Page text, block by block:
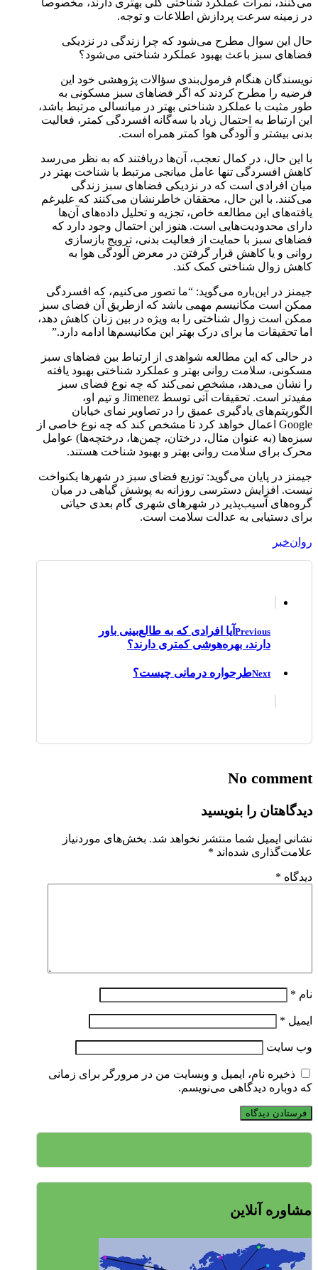
در زمینه سرعت پردازش اطلاعات و توجه.
حال این سوال مطرح می‌شود که چرا زندگی در نزدیکی
فضاهای سبز باعث بهبود عملکرد شناختی می‌شود؟
نویسندگان هنگام فرمول‌بندی سؤالات پژوهشی خود این
فرضیه را مطرح کردند که اگر فضاهای سبز مسکونی به
طور مثبت با عملکرد شناختی بهتر در میانسالی مرتبط باشد،
این ارتباط به احتمال زیاد با سه‌گانه افسردگی کمتر، فعالیت
بدنی بیشتر و آلودگی هوا کمتر همراه است.
با این حال، در کمال تعجب، آن‌ها دریافتند که به نظر می‌رسد
کاهش افسردگی تنها عامل میانجی مرتبط با شناخت بهتر در
میان افرادی است که در نزدیکی فضاهای سبز زندگی
می‌کنند. با این حال، محققان خاطرنشان می‌کنند که علیرغم
یافته‌های این مطالعه خاص، تجزیه و تحلیل داده‌های آن‌ها
دارای محدودیت‌هایی است. هنوز این احتمال وجود دارد که
فضاهای سبز با حمایت از فعالیت بدنی، ترویج بازسازی
روانی و یا کاهش قرار گرفتن در معرض آلودگی هوا به
کاهش زوال شناختی کمک کند.
جیمنز در این‌باره می‌گوید: “ما تصور می‌کنیم، که افسردگی
ممکن است مکانیسم مهمی باشد که ازطریق آن فضای سبز
ممکن است زوال شناختی را به ویژه در بین زنان کاهش دهد،
اما تحقیقات ما برای درک بهتر این مکانیسم‌ها ادامه دارد.”
در حالی که این مطالعه شواهدی از ارتباط بین فضاهای سبز
مسکونی، سلامت روانی بهتر و عملکرد شناختی بهبود یافته
را نشان می‌دهد، مشخص نمی‌کند که چه نوع فضای سبز
مفیدتر است. تحقیقات آتی توسط Jimenez و تیم او،
الگوریتم‌های یادگیری عمیق را در تصاویر نمای خیابان
Google اعمال خواهد کرد تا مشخص کند که چه نوع خاصی از
سبزه‌ها (به عنوان مثال، درختان، چمن‌ها، درختچه‌ها) عوامل
محرک برای سلامت روانی بهتر و بهبود شناخت هستند.
جیمنز در پایان می‌گوید: توزیع فضای سبز در شهرها یکنواخت
نیست. افزایش دسترسی روزانه به پوشش گیاهی در میان
گروه‌های آسیب‌پذیر در شهرهای شهری گام بعدی حیاتی
برای دستیابی به عدالت سلامت است.
روان‌خبر
Previous آیا افرادی که به طالع‌بینی باور
دارند، بهره‌هوشی کمتری دارند؟
Nextطرحواره درمانی چیست؟
No comment
دیدگاهتان را بنویسید
نشانی ایمیل شما منتشر نخواهد شد. بخش‌های موردنیاز
علامت‌گذاری شده‌اند *
دیدگاه *
نام *
ایمیل *
وب‌ سایت
ذخیره نام، ایمیل و وبسایت من در مرورگر برای زمانی
که دوباره دیدگاهی می‌نویسم.
مشاوره آنلاین